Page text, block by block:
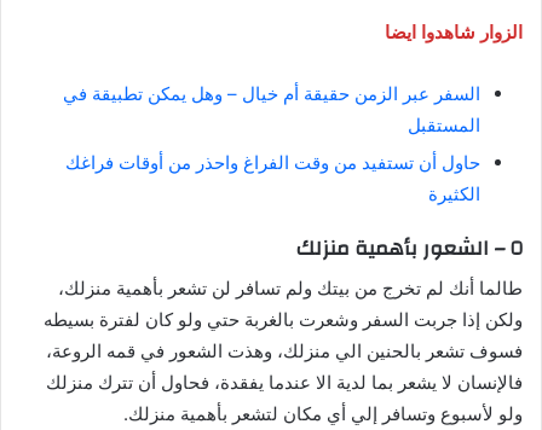
الزوار شاهدوا ايضا
السفر عبر الزمن حقيقة أم خيال – وهل يمكن تطبيقة في
المستقبل
حاول أن تستفيد من وقت الفراغ واحذر من أوقات فراغك
الكثيرة
٥ – الشعور بأهمية منزلك
طالما أنك لم تخرج من بيتك ولم تسافر لن تشعر بأهمية منزلك،
ولكن إذا جربت السفر وشعرت بالغربة حتي ولو كان لفترة بسيطه
فسوف تشعر بالحنين الي منزلك، وهذت الشعور في قمه الروعة،
فالإنسان لا يشعر بما لدية الا عندما يفقدة، فحاول أن تترك منزلك
ولو لأسبوع وتسافر إلي أي مكان لتشعر بأهمية منزلك.